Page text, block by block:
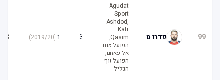
99 פדרו ס
Agudat
Sport
Ashdod,
Kafr
Qasim,
הפועל אום
אל-פאחם,
הפועל נוף
הגליל
2019/20
)